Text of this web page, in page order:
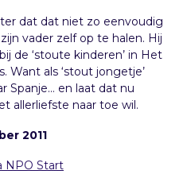
dat dat niet zo eenvoudig
vader zelf op te halen. Hij
de ‘stoute kinderen’ in Het
Want als ‘stout jongetje’
Spanje… en laat dat nu
allerliefste naar toe wil.
2011
NPO Start